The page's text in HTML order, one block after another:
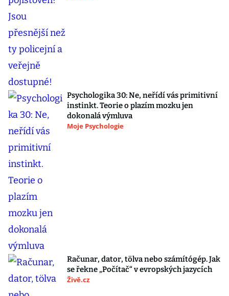
Psychologika 30: Ne, neřídí vás primitivní
instinkt. Teorie o plazím mozku jen
dokonalá výmluva
Moje Psychologie
Računar, dator, tölva nebo számítógép. Jak
se řekne „Počítač“ v evropských jazycích
Živě.cz